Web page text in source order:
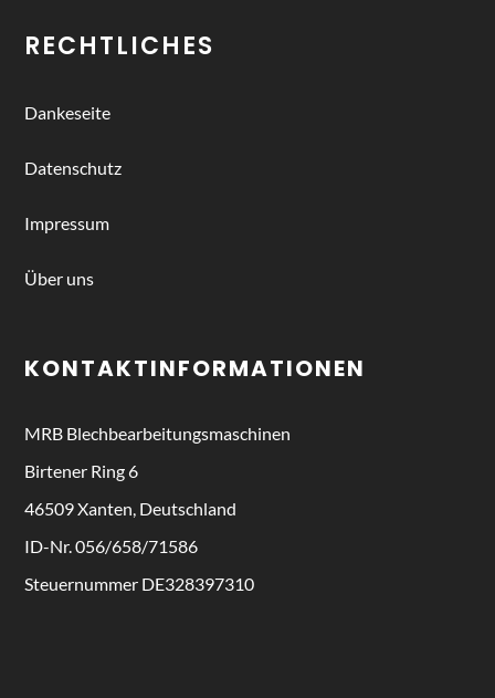
RECHTLICHES
Dankeseite
Datenschutz
Impressum
Über uns
KONTAKTINFORMATIONEN
MRB Blechbearbeitungsmaschinen
Birtener Ring 6
46509 Xanten, Deutschland
ID-Nr. 056/658/71586
Steuernummer DE328397310